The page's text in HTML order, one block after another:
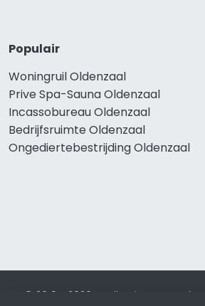
Populair
Woningruil Oldenzaal
Prive Spa-Sauna Oldenzaal
Incassobureau Oldenzaal
Bedrijfsruimte Oldenzaal
Ongediertebestrijding Oldenzaal
© 2019 - 2026 Realisatie en SEO door